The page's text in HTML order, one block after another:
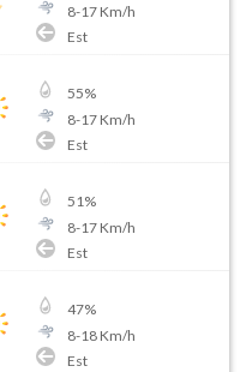
8-17Km/h
Est
55%
8-17Km/h
Est
51%
8-17Km/h
Est
47%
8-18Km/h
Est